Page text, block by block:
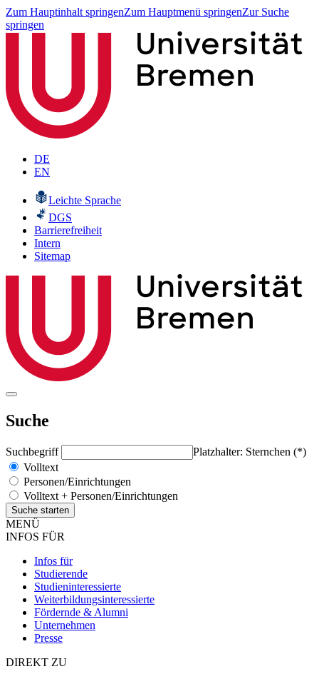
Zum Hauptinhalt springenZum Hauptmenü springenZur Suche
springen
DE
EN
Leichte Sprache
DGS
Barrierefreiheit
Intern
Sitemap
Suche
Suchbegriff
Platzhalter: Sternchen (*)
Volltext
Personen/Einrichtungen
Volltext + Personen/Einrichtungen
MENÜ
INFOS FÜR
Infos für
Studierende
Studieninteressierte
Weiterbildungsinteressierte
Fördernde & Alumni
Unternehmen
Presse
DIREKT ZU